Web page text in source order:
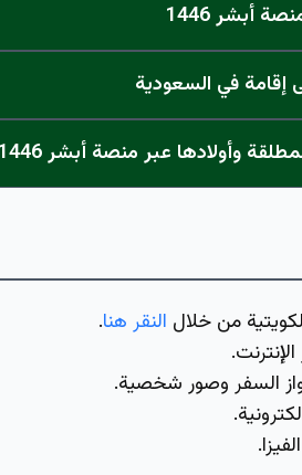
أبشر 1446
إقامة في السعودية
وأولادها عبر منصة أبشر 1446
من خلال النقر هنا.
السفر وصور شخصية.